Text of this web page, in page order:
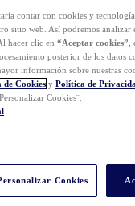
contar con cookies y
sitio web. Así podremos
hacer clic en “Aceptar cookies”
posterior de los
información sobre nuestras
de Cookies y Política de
Cookies¨.
Cookies